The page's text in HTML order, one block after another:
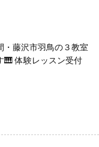
・藤沢市羽鳥の３教室
🎹 体験レッスン受付